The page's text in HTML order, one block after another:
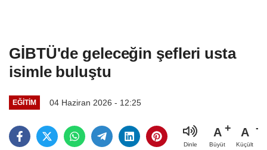
GİBTÜ'de geleceğin şefleri usta
isimle buluştu
EĞITIM 04 Haziran 2026 - 12:25
Dinle
A
Büyüt
A
Küçült